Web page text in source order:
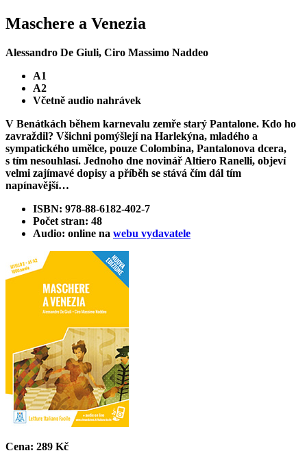
Maschere a Venezia
Alessandro De Giuli, Ciro Massimo Naddeo
A1
A2
Včetně audio nahrávek
V Benátkách během karnevalu zemře starý Pantalone. Kdo ho
zavraždil? Všichni pomýšlejí na Harlekýna, mladého a
sympatického umělce, pouze Colombina, Pantalonova dcera,
s tím nesouhlasí. Jednoho dne novinář Altiero Ranelli, objeví
velmi zajímavé dopisy a příběh se stává čím dál tím
napínavější…
ISBN: 978-88-6182-402-7
Počet stran: 48
Audio: online na webu vydavatele
Cena: 289 Kč